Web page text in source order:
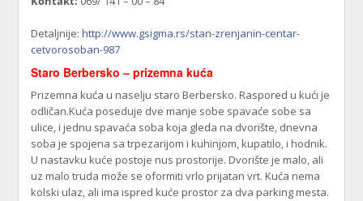
Detaljnije:http://www.gsigma.rs/stan-zrenjanin-centar-
cetvorosoban-987
Staro Berbersko – prizemna kuća
Prizemna kuća u naselju staro Berbersko. Raspored u kući je
odličan.Kuća poseduje dve manje sobe spavaće sobe sa
ulice, i jednu spavaća soba koja gleda na dvorište, dnevna
soba je spojena sa trpezarijom i kuhinjom, kupatilo, i hodnik.
U nastavku kuće postoje nus prostorije. Dvorište je malo, ali
uz malo truda može se oformiti vrlo prijatan vrt. Kuća nema
kolski ulaz, ali ima ispred kuće prostor za dva parking mesta.